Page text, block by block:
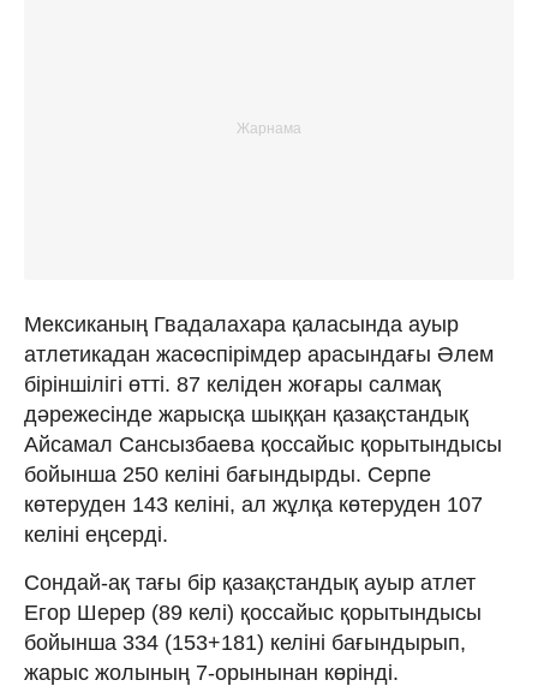
Мексиканың Гвадалахара қаласында ауыр
атлетикадан жасөспірімдер арасындағы Әлем
біріншілігі өтті. 87 келіден жоғары салмақ
дәрежесінде жарысқа шыққан қазақстандық
Айсамал Сансызбаева қоссайыс қорытындысы
бойынша 250 келіні бағындырды. Серпе
көтеруден 143 келіні, ал жұлқа көтеруден 107
келіні еңсерді.
Сондай-ақ тағы бір қазақстандық ауыр атлет
Егор Шерер (89 келі) қоссайыс қорытындысы
бойынша 334 (153+181) келіні бағындырып,
жарыс жолының 7-орынынан көрінді.